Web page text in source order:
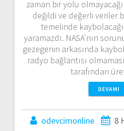
zaman bir yolu
değildi ve değerli veriler
temelinde
yaramazdı. NASA’nın
gezegenin arkasında
radyo bağlantısı
tarafından
DEVAMI
odevcimonline 8